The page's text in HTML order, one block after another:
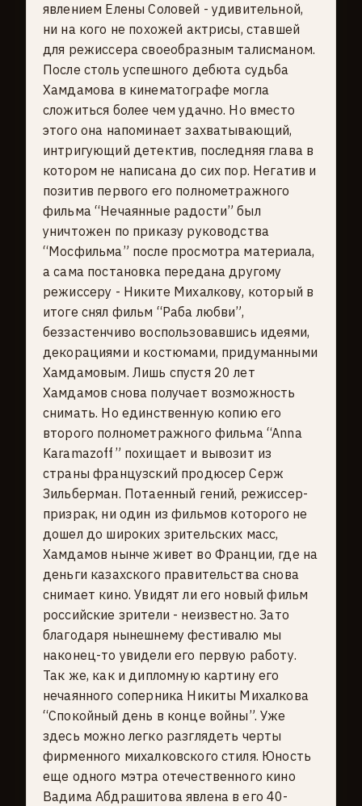
явлением Елены Соловей - удивительной,
ни на кого не похожей актрисы, ставшей
для режиссера своеобразным талисманом.
После столь успешного дебюта судьба
Хамдамова в кинематографе могла
сложиться более чем удачно. Но вместо
этого она напоминает захватывающий,
интригующий детектив, последняя глава в
котором не написана до сих пор. Негатив и
позитив первого его полнометражного
фильма “Нечаянные радости” был
уничтожен по приказу руководства
“Мосфильма” после просмотра материала,
а сама постановка передана другому
режиссеру - Никите Михалкову, который в
итоге снял фильм “Раба любви”,
беззастенчиво воспользовавшись идеями,
декорациями и костюмами, придуманными
Хамдамовым. Лишь спустя 20 лет
Хамдамов снова получает возможность
снимать. Но единственную копию его
второго полнометражного фильма “Anna
Karamazoff” похищает и вывозит из
страны французский продюсер Серж
Зильберман. Потаенный гений, режиссер-
призрак, ни один из фильмов которого не
дошел до широких зрительских масс,
Хамдамов нынче живет во Франции, где на
деньги казахского правительства снова
снимает кино. Увидят ли его новый фильм
российские зрители - неизвестно. Зато
благодаря нынешнему фестивалю мы
наконец-то увидели его первую работу.
Так же, как и дипломную картину его
нечаянного соперника Никиты Михалкова
“Спокойный день в конце войны”. Уже
здесь можно легко разглядеть черты
фирменного михалковского стиля. Юность
еще одного мэтра отечественного кино
Вадима Абдрашитова явлена в его 40-